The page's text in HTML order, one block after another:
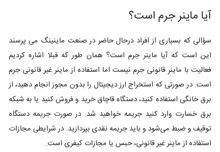
آیا ماینر جرم است؟
سؤالی که بسیاری از افراد درحال حاضر در صنعت ماینینگ می پرسند
این است که آیا ماینر جرم است؟ همان طور که قبلا اشاره کردیم
فعالیت با ماینر قانونی جرم نیست اما استفاده از ماینر غیر قانونی جرم
است. در صورتی که استخراج ارز دیجیتال را بدون مجوز انجام دهید، از
برق خانگی استفاده کنید، دستگاه قاچاق خرید و فروش کنید یا به شبکه
برق خسارت وارد کنید جریمه خواهید شد. در صورت جریمه دستگاه
توقیف و ضبط می‌شود و باید جریمه نقدی بپردازید. در شرایطی مجازات
استفاده از ماینر غیر قانونی، حبس یا مجازات کیفری است.